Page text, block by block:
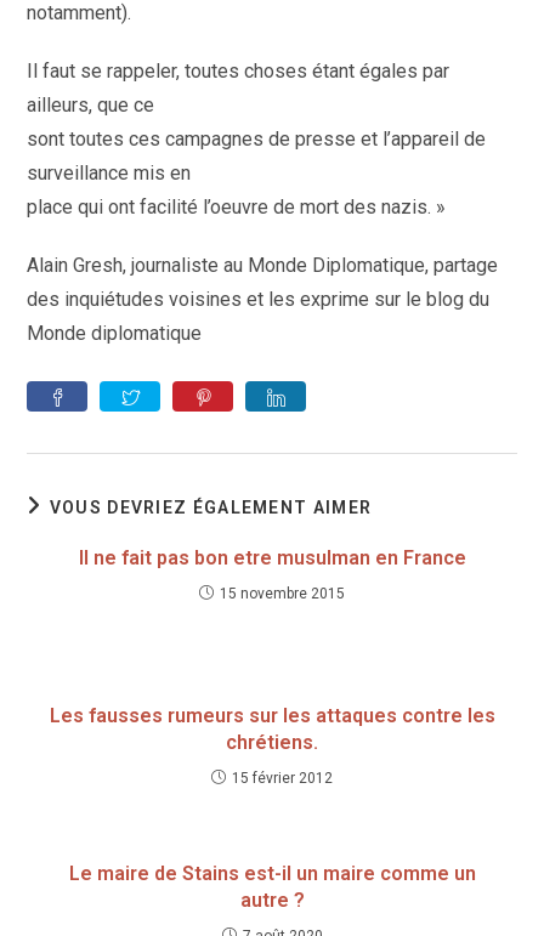
notamment).
Il faut se rappeler, toutes choses étant égales par
ailleurs, que ce
sont toutes ces campagnes de presse et l’appareil de
surveillance mis en
place qui ont facilité l’oeuvre de mort des nazis. »
Alain Gresh, journaliste au Monde Diplomatique, partage
des inquiétudes voisines et les exprime sur le blog du
Monde diplomatique
VOUS DEVRIEZ ÉGALEMENT AIMER
Il ne fait pas bon etre musulman en France
15 novembre 2015
Les fausses rumeurs sur les attaques contre les
chrétiens.
15 février 2012
Le maire de Stains est-il un maire comme un
autre ?